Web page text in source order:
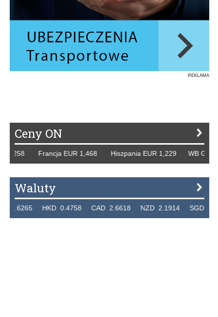
REKLAMA
Ceny ON
Francja EUR 1,468 Hiszpania EUR 1,229 WB GBP
Waluty
HKD 0.4758 CAD 2.6618 NZD 2.1914 SGD